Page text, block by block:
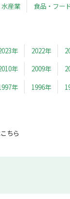
水産業 食品・フー
年 2022年
年 2009年
年 1996年
ちら